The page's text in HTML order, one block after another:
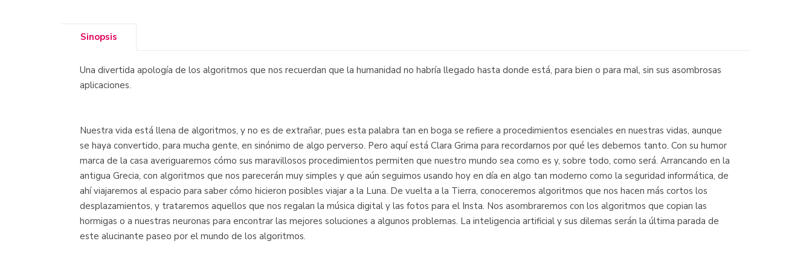
Sinopsis
Una divertida apología de los algoritmos que nos recuerdan que la humanidad no habría llegado hasta donde está, para bien o para mal, sin sus asombrosas
aplicaciones.
Nuestra vida está llena de algoritmos, y no es de extrañar, pues esta palabra tan en boga se refiere a procedimientos esenciales en nuestras vidas, aunque
se haya convertido, para mucha gente, en sinónimo de algo perverso. Pero aquí está Clara Grima para recordarnos por qué les debemos tanto. Con su humor
marca de la casa averiguaremos cómo sus maravillosos procedimientos permiten que nuestro mundo sea como es y, sobre todo, como será. Arrancando en la
antigua Grecia, con algoritmos que nos parecerán muy simples y que aún seguimos usando hoy en día en algo tan moderno como la seguridad informática, de
ahí viajaremos al espacio para saber cómo hicieron posibles viajar a la Luna. De vuelta a la Tierra, conoceremos algoritmos que nos hacen más cortos los
desplazamientos, y trataremos aquellos que nos regalan la música digital y las fotos para el Insta. Nos asombraremos con los algoritmos que copian las
hormigas o a nuestras neuronas para encontrar las mejores soluciones a algunos problemas. La inteligencia artificial y sus dilemas serán la última parada de
este alucinante paseo por el mundo de los algoritmos.